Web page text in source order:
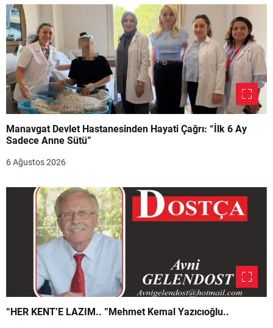
Manavgat Devlet Hastanesinden Hayati Çağrı: “İlk 6 Ay
Sadece Anne Sütü”
6 Ağustos 2026
“HER KENT’E LAZIM.. ”Mehmet Kemal Yazıcıoğlu..